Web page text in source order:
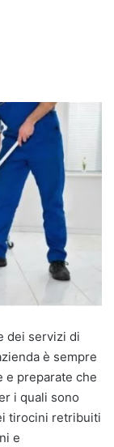
dei servizi di
è sempre
e preparate che
i quali sono
tirocini retribuiti
e